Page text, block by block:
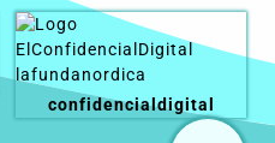
confidencialdigital